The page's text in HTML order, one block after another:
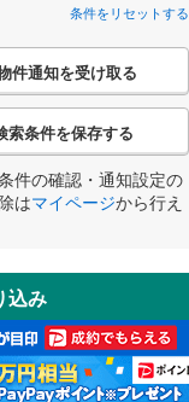
条件をリセットする
件通知を受け取る
索条件を保存する
件の確認・通知設定の
はマイページから行え
込み
児島 沖縄
条件をリセットする
条件をリセットする
条件をリセットする
長堀鶴見緑地線 (37 )
谷町線(86)
日前線(32)
鉄海岸線(6)
(266)
(29)
56)
条件をリセットする
条件をリセットする
詳しく見る
条件をリセットする